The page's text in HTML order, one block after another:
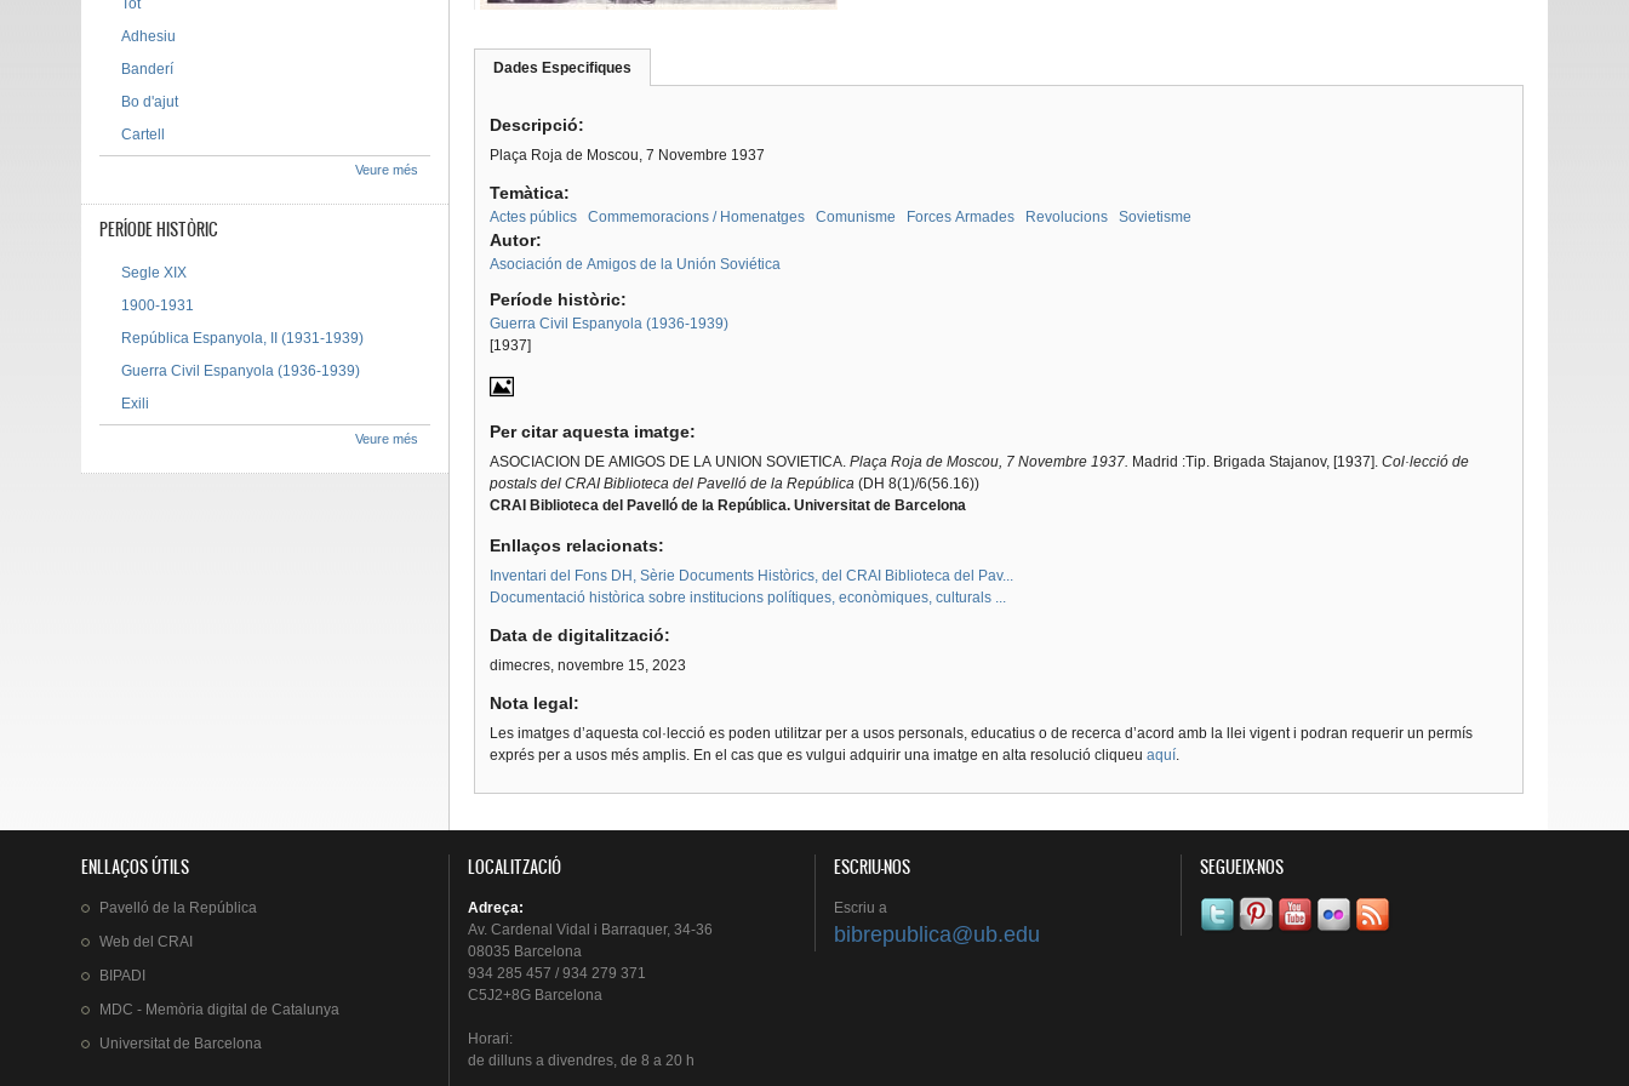
Dades Especifiques
activa)
Descripció:
Plaça Roja de Moscou, 7 Novembre 1937
Temàtica:
Actes públics Commemoracions / Homenatges Comunisme Forces Armades Revolucions Sovietisme
Autor:
Asociación de Amigos de la Unión Soviética
Període històric:
Guerra Civil Espanyola (1936-1939)
[1937]
Per citar aquesta imatge:
ASOCIACION DE AMIGOS DE LA UNION SOVIETICA. Plaça Roja de Moscou, 7 Novembre 1937. Madrid :Tip. Brigada Stajanov, [1937]. Col·lecció de
postals del CRAI Biblioteca del Pavelló de la República(DH 8(1)/6(56.16))
CRAI Biblioteca del Pavelló de la República. Universitat de Barcelona
Enllaços relacionats:
Inventari del Fons DH, Sèrie Documents Històrics, del CRAI Biblioteca del Pav...
Documentació històrica sobre institucions polítiques, econòmiques, culturals ...
Data de digitalització:
dimecres, novembre 15, 2023
Nota legal:
Les imatges d’aquesta col·lecció es poden utilitzar per a usos personals, educatius o de recerca d’acord amb la llei vigent i podran requerir un permís
exprés per a usos més amplis. En el cas que es vulgui adquirir una imatge en alta resolució cliqueu aquí.
Tot
Adhesiu
Banderí
Bo d'ajut
Cartell
Veure més
PERÍODE HISTÒRIC
Segle XIX
1900-1931
República Espanyola, II (1931-1939)
Guerra Civil Espanyola (1936-1939)
Exili
Veure més
ENLLAÇOS ÚTILS
Pavelló de la República
Web delCRAI
BIPADI
MDC - Memòria digital de Catalunya
Universitat de Barcelona
LOCALITZACIÓ
Adreça:
Av. Cardenal Vidal i Barraquer, 34-36
08035 Barcelona
934 285 457 / 934 279 371
C5J2+8G Barcelona
Horari:
de dillunsa divendres, de 8 a 20 h
ESCRIU-NOS
Escriu a
bibrepublica@ub.edu
SEGUEIX-NOS